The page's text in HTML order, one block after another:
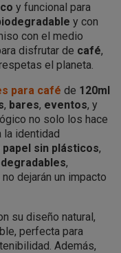
y funcional para
y con
con el medio
disfrutar de café,
el planeta.
para café de 120ml
, bares, eventos, y
no solo los hace
la identidad
papel sin plásticos,
,
dejarán un impacto
su diseño natural,
perfecta para
Además,